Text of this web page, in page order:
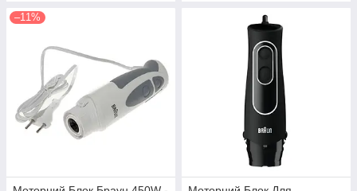
–11%